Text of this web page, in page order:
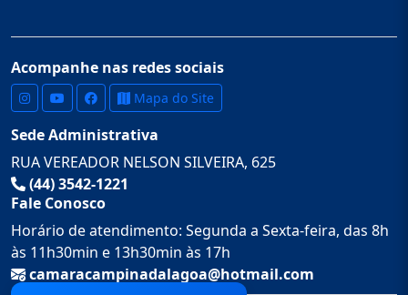
Acompanhe nas redes sociais
Mapa do Site
Sede Administrativa
RUA VEREADOR NELSON SILVEIRA, 625
(44) 3542-1221
Fale Conosco
Horário de atendimento: Segunda a Sexta-feira, das 8h
às 11h30min e 13h30min às 17h
camaracampinadalagoa@hotmail.com